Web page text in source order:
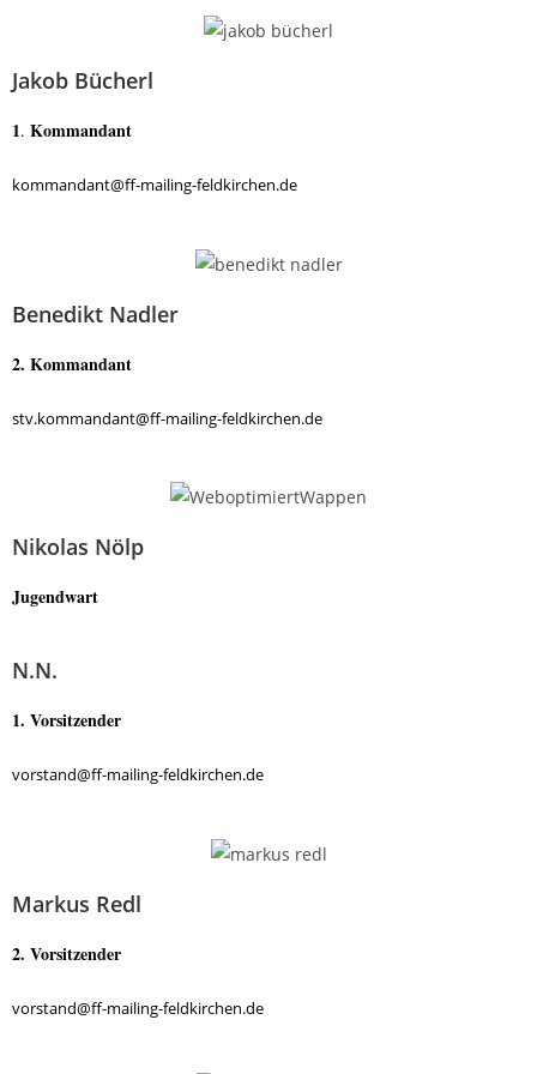
Jakob Bücherl
1. Kommandant
kommandant@ff-mailing-feldkirchen.de
Benedikt Nadler
2. Kommandant
stv.kommandant@ff-mailing-feldkirchen.de
Nikolas Nölp
Jugendwart
N.N.
1. Vorsitzender
vorstand@ff-mailing-feldkirchen.de
Markus Redl
2. Vorsitzender
vorstand@ff-mailing-feldkirchen.de